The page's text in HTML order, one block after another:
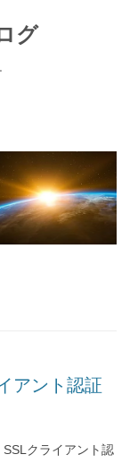
グ
アント認証
クライアント認